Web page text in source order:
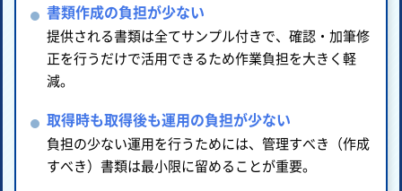
書類作成の負担が少ない
提供される書類は全てサンプル付きで、確認・加筆修
正を行うだけで活用できるため作業負担を大きく軽
減。
取得時も取得後も運用の負担が少ない
負担の少ない運用を行うためには、管理すべき（作成
すべき）書類は最小限に留めることが重要。